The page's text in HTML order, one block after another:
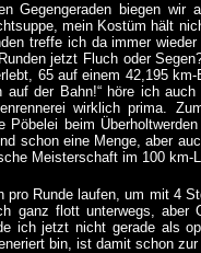
Gegengeraden biegen wir
mein Kostüm hält
treffe ich da immer
jetzt Fluch oder
65 auf einem 42,195
auf der Bahn!“ höre ich
wirklich prima.
Pöbelei beim
schon eine Menge, aber
Meisterschaft im 100 km-
pro Runde laufen, um mit 4
ganz flott unterwegs, aber
ich jetzt nicht gerade als
bin, ist damit schon